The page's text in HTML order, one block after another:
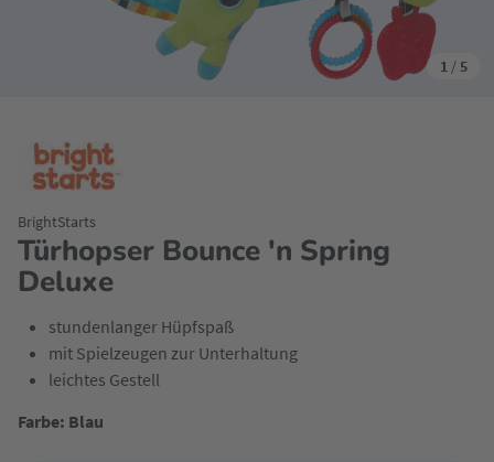
1 / 5
Türhopser Bounce 'n Spring
Deluxe
BrightStarts
stundenlanger Hüpfspaß
mit Spielzeugen zur Unterhaltung
leichtes Gestell
Farbe: Blau